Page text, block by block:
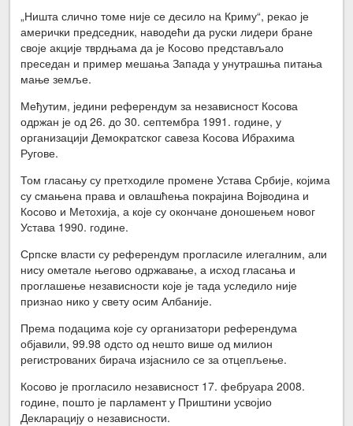
„Ништа слично томе није се десило на Криму“, рекао је
амерички председник, наводећи да руски лидери бране
своје акције тврдњама да је Косово представљало
преседан и пример мешања Запада у унутрашња питања
мање земље.
Међутим, једини референдум за независност Косова
одржан је од 26. до 30. септембра 1991. године, у
организацији Демократског савеза Косова Ибрахима
Ругове.
Том гласању су претходиле промене Устава Србије, којима
су смањена права и овлашћења покрајина Војводина и
Косово и Метохија, а које су окончане доношењем новог
Устава 1990. године.
Српске власти су референдум прогласиле илегалним, али
нису ометале његово одржавање, а исход гласања и
проглашење независности које је тада уследило није
признао нико у свету осим Албаније.
Према подацима које су организатори референдума
објавили, 99.98 одсто од нешто више од милион
регистрованих бирача изјаснило се за отцепљење.
Косово је прогласило независност 17. фебруара 2008.
године, пошто је парламент у Приштини усвојио
Декларацију о независности.